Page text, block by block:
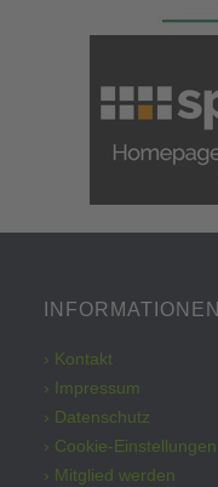
INFORMATIONEN
› Kontakt
› Impressum
› Datenschutz
› Cookie-Einstellungen
› Mitglied werden